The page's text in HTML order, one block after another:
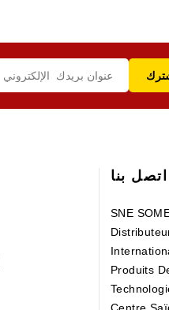
اتصل بنا
SNE
Produits